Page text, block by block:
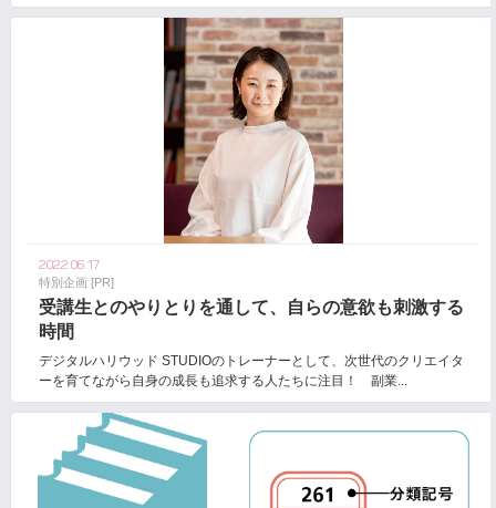
2022.06.17
特別企画 [PR]
受講生とのやりとりを通して、自らの意欲も刺激する
時間
デジタルハリウッド STUDIOのトレーナーとして、次世代のクリエイタ
ーを育てながら⾃⾝の成⻑も追求する人たちに注目！ 副業...